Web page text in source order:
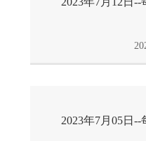
2023年7月05日